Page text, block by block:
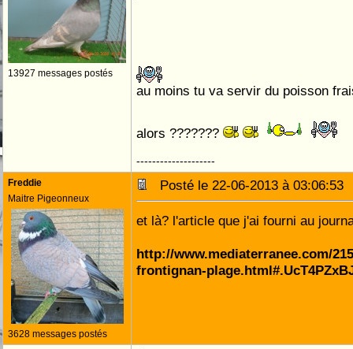
13927 messages postés
au moins tu va servir du poisson
alors ???????
--------------------
Freddie
Maitre Pigeonneux
3628 messages postés
Posté le 22-06-2013 à
et là? l'article que j'ai fourni au
http://www.mediaterranee.com/
frontignan-